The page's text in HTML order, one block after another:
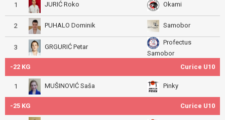
1 JURIĆ Roko Okami
2 PUHALO Dominik Samobor
3 GRGURIĆ Petar
Profectus
Samobor
-22 KG
Curice U10
1 MUŠINOVIĆ Saša Pinky
-25 KG Curice U10